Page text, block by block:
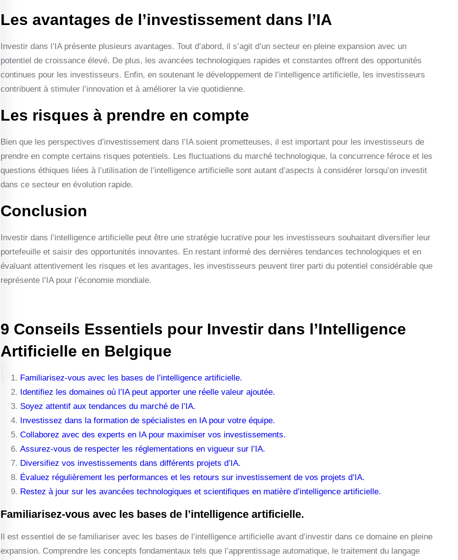
Les avantages de l’investissement dans l’IA
Investir dans l’IA présente plusieurs avantages. Tout d’abord, il s’agit d’un secteur en pleine expansion avec un
potentiel de croissance élevé. De plus, les avancées technologiques rapides et constantes offrent des opportunités
continues pour les investisseurs. Enfin, en soutenant le développement de l’intelligence artificielle, les investisseurs
contribuent à stimuler l’innovation et à améliorer la vie quotidienne.
Les risques à prendre en compte
Bien que les perspectives d’investissement dans l’IA soient prometteuses, il est important pour les investisseurs de
prendre en compte certains risques potentiels. Les fluctuations du marché technologique, la concurrence féroce et les
questions éthiques liées à l’utilisation de l’intelligence artificielle sont autant d’aspects à considérer lorsqu’on investit
dans ce secteur en évolution rapide.
Conclusion
Investir dans l’intelligence artificielle peut être une stratégie lucrative pour les investisseurs souhaitant diversifier leur
portefeuille et saisir des opportunités innovantes. En restant informé des dernières tendances technologiques et en
évaluant attentivement les risques et les avantages, les investisseurs peuvent tirer parti du potentiel considérable que
représente l’IA pour l’économie mondiale.
9 Conseils Essentiels pour Investir dans l’Intelligence
Artificielle en Belgique
Familiarisez-vous avec les bases de l’intelligence artificielle.
Identifiez les domaines où l’IA peut apporter une réelle valeur ajoutée.
Soyez attentif aux tendances du marché de l’IA.
Investissez dans la formation de spécialistes en IA pour votre équipe.
Collaborez avec des experts en IA pour maximiser vos investissements.
Assurez-vous de respecter les réglementations en vigueur sur l’IA.
Diversifiez vos investissements dans différents projets d’IA.
Évaluez régulièrement les performances et les retours sur investissement de vos projets d’IA.
Restez à jour sur les avancées technologiques et scientifiques en matière d’intelligence artificielle.
Familiarisez-vous avec les bases de l’intelligence artificielle.
Il est essentiel de se familiariser avec les bases de l’intelligence artificielle avant d’investir dans ce domaine en pleine
expansion. Comprendre les concepts fondamentaux tels que l’apprentissage automatique, le traitement du langage